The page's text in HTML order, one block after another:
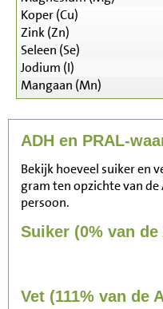
Koper (Cu)
Zink (Zn)
Seleen (Se)
Jodium (I)
Mangaan (Mn)
ADH en PRAL-
Bekijk hoeveel suiker en
gram ten opzichte van de
persoon.
Suiker (0% van de
Vet (111% van de